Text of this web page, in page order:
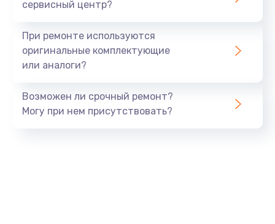
сервисный центр?
При ремонте используются
оригинальные комплектующие
или аналоги?
Возможен ли срочный ремонт?
Могу при нем присутствовать?